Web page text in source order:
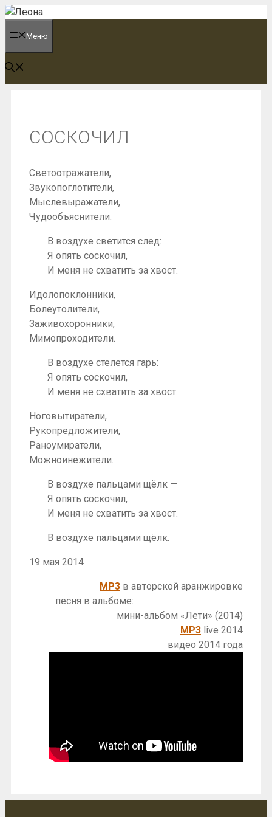
Перейти
содержимому
Меню
СОСКОЧИЛ
Светоотражатели,
Звукопоглотители,
Мыслевыражатели,
Чудообъяснители.
В воздухе светится след:
Я опять соскочил,
И меня не схватить за хвост.
Идолопоклонники,
Болеутолители,
Заживохоронники,
Мимопроходители.
В воздухе стелется гарь:
Я опять соскочил,
И меня не схватить за хвост.
Ноговытиратели,
Рукопредложители,
Раноумиратели,
Можноинежители.
В воздухе пальцами щёлк —
Я опять соскочил,
И меня не схватить за хвост.
В воздухе пальцами щёлк.
19 мая 2014
MP3 в авторской аранжировке
песня в альбоме:
мини-альбом «Лети» (2014)
MP3 live 2014
видео 2014 года